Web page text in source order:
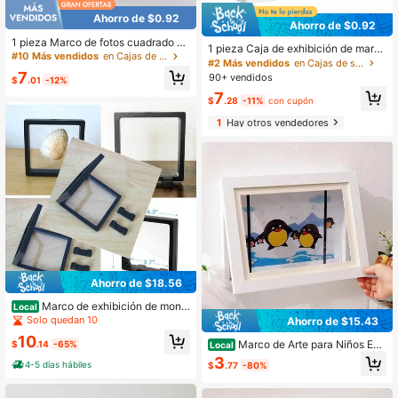
Ahorro de $0.92
1 pieza Marco de fotos cuadrado de
acrílico de 13*26cm, diseño hueco t
ransparente con decoración de gra
no de madera oscura, estilo minimal
as decoraciones, especímenes de p
lantas, fotos y caligrafía
#10 Más vendidos en Cajas de sombras
$7.01 -12%
Ahorro de $18.56
Local Marco de exhibición de mone
das de desafío Caja flotante 3D tra
nsparente Soporte pequeño para so
mbra Caja para medallas, medallon
Solo quedan 10
$10.14 -65%
4-5 días hábiles
Ahorro de $0.92
1 pieza Caja de exhibición de marc
o de fotos 3D de madera de 3cm/1.1
8in, marco de pared, adecuado para
o para recuerdos, aniversario de bo
critorio, boletos y fotos
#2 Más vendidos
en Cajas de sombras
90+ vendidos
$7.28 -11% con cupón
1Hay otros vendedores
Ahorro de $15.43
Local Marco de Arte para Niños Exh
ibición y Almacenamiento | Estuche
de Almacenamiento de Dibujos par
$3.77 -80%